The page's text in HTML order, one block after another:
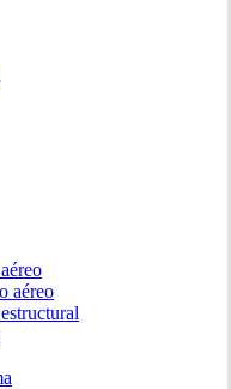
aéreo